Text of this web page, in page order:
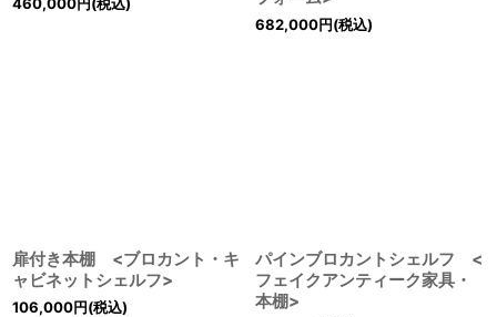
682,000円(税込)
扉付き本棚 <ブロカント・キ
ャビネットシェルフ>
106,000円(税込)
パインブロカントシェルフ <
フェイクアンティーク家具・
本棚>